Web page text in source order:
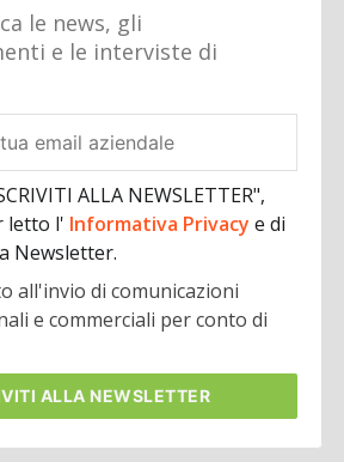
le news, gli
e le interviste di
ALLA NEWSLETTER",
letto l' Informativa Privacye di
Newsletter.
all'invio di comunicazioni
e commerciali per conto di
ALLA NEWSLETTER